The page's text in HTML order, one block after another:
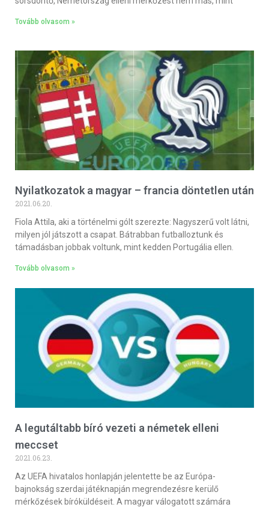
Tovább olvasom »
Nyilatkozatok a magyar – francia döntetlen után
2021.06.20.
Fiola Attila, aki a történelmi gólt szerezte: Nagyszerű volt látni,
milyen jól játszott a csapat. Bátrabban futballoztunk és
támadásban jobbak voltunk, mint kedden Portugália ellen.
Tovább olvasom »
A legutáltabb bíró vezeti a németek elleni
meccset
2021.06.23.
Az UEFA hivatalos honlapján jelentette be az Európa-
bajnokság szerdai játéknapján megrendezésre kerülő
mérkőzések bíróküldéseit. A magyar válogatott számára